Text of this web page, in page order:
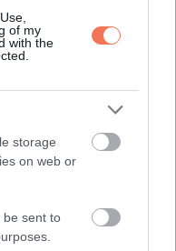
of my
with the
storage
on web or
be sent to
rólad